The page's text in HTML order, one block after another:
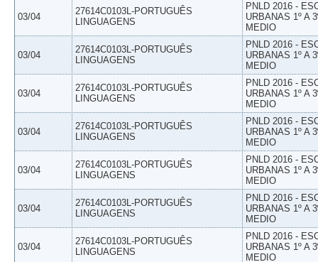
03/04
27614C0103L-PORTUGUÊS
LINGUAGENS
PNLD 2016 -
URBANAS 1º A
MEDIO
03/04
27614C0103L-PORTUGUÊS
LINGUAGENS
PNLD 2016 -
URBANAS 1º A
MEDIO
03/04
27614C0103L-PORTUGUÊS
LINGUAGENS
PNLD 2016 -
URBANAS 1º A
MEDIO
03/04
27614C0103L-PORTUGUÊS
LINGUAGENS
PNLD 2016 -
URBANAS 1º A
MEDIO
03/04
27614C0103L-PORTUGUÊS
LINGUAGENS
PNLD 2016 -
URBANAS 1º A
MEDIO
03/04
27614C0103L-PORTUGUÊS
LINGUAGENS
PNLD 2016 -
URBANAS 1º A
MEDIO
03/04
27614C0103L-PORTUGUÊS
LINGUAGENS
PNLD 2016 -
URBANAS 1º A
MEDIO